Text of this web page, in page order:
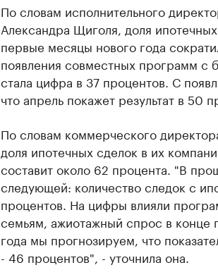
По словам исполнительного
Александра Щиголя, доля
первые месяцы нового года
появления совместных программ с
стала цифра в 37 процентов. С
что апрель покажет результат в 50
По словам коммерческого
доля ипотечных сделок в их
составит около 62 процента. "В
следующей: количество следок с
процентов. На цифры влияли
семьям, ажиотажный спрос в конце
года мы прогнозируем, что
- 46 процентов", - уточнила она.